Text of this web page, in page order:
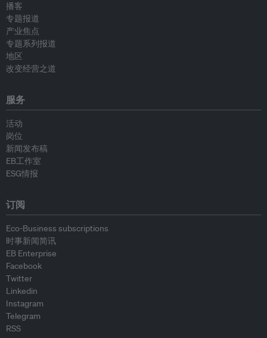
播客
专题报道
产业焦点
专题系列报道
地区
改变经营之道
服务
活动
岗位
新闻发布稿
EB工作室
ESG情报
订阅
Eco-Business subscriptions
时事新闻简讯
EB Enterprise
Facebook
Twitter
Linkedin
Instagram
Telegram
RSS